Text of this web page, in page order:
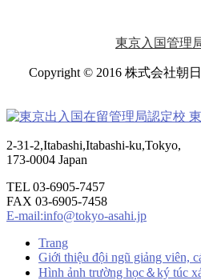
東京入国管理
Copyright © 2016 株式会社
2-31-2,Itabashi,Itabashi-ku,Tokyo,
173-0004 Japan
TEL 03-6905-7457
FAX 03-6905-7458
E-mail:info@tokyo-asahi.jp
Trang
Giới thiệu đội ngũ giảng viên,
Hình ảnh trường học＆ký túc